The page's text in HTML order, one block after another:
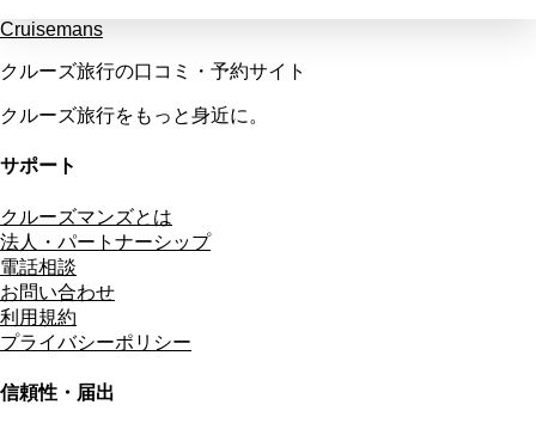
Cruisemans
クルーズ旅行の口コミ・予約サイト
クルーズ旅行をもっと身近に。
サポート
クルーズマンズとは
法人・パートナーシップ
電話相談
お問い合わせ
利用規約
プライバシーポリシー
信頼性・届出